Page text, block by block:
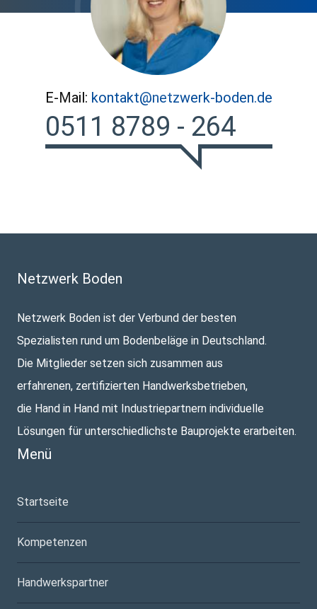
E-Mail: kontakt@netzwerk-boden.de
0511 8789 - 264
Netzwerk Boden
Netzwerk Boden ist der Verbund der besten
Spezialisten rund um Bodenbeläge in Deutschland.
Die Mitglieder setzen sich zusammen aus
erfahrenen, zertifizierten Handwerksbetrieben,
die Hand in Hand mit Industriepartnern individuelle
Lösungen für unterschiedlichste Bauprojekte erarbeiten.
Menü
Startseite
Kompetenzen
Handwerkspartner